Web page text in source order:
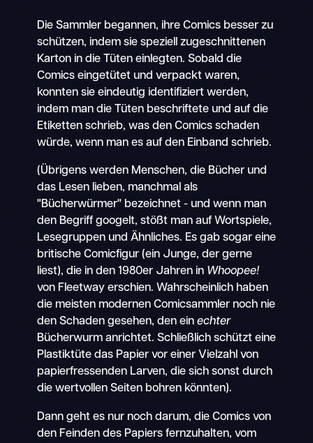
Die Sammler begannen, ihre Comics besser zu
schützen, indem sie speziell zugeschnittenen
Karton in die Tüten einlegten. Sobald die
Comics eingetütet und verpackt waren,
konnten sie eindeutig identifiziert werden,
indem man die Tüten beschriftete und auf die
Etiketten schrieb, was den Comics schaden
würde, wenn man es auf den Einband schrieb.
(Übrigens werden Menschen, die Bücher und
das Lesen lieben, manchmal als
"Bücherwürmer" bezeichnet - und wenn man
den Begriff googelt, stößt man auf Wortspiele,
Lesegruppen und Ähnliches. Es gab sogar eine
britische Comicfigur (ein Junge, der gerne
liest), die in den 1980er Jahren in Whoopee!
von Fleetway erschien. Wahrscheinlich haben
die meisten modernen Comicsammler noch nie
den Schaden gesehen, den ein echter
Bücherwurm anrichtet. Schließlich schützt eine
Plastiktüte das Papier vor einer Vielzahl von
papierfressenden Larven, die sich sonst durch
die wertvollen Seiten bohren könnten).
Dann geht es nur noch darum, die Comics von
den Feinden des Papiers fernzuhalten, vom